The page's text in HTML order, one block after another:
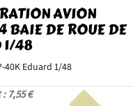
AVION
BAIE DE ROUE DE
1/48
40K Eduard 1/48
: 7,55 €